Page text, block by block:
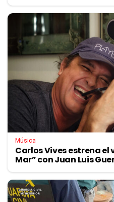
Música
Carlos Vives estrena el
Mar” con Juan Luis